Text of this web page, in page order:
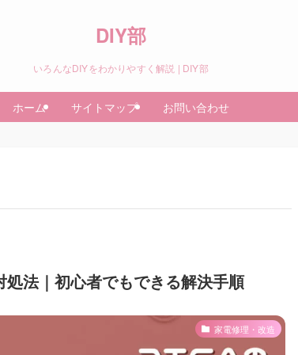
DIY部
いろんなDIYをわかりやすく解説 | DIY部
ホーム サイトマップ お問い合わせ
法｜初心者でもできる解決手順
家電修理・改造